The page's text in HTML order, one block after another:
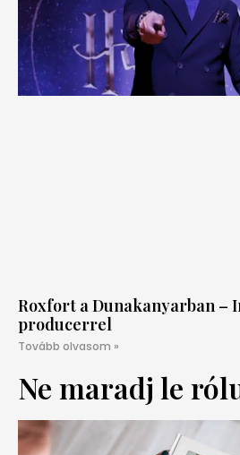
Roxfort a Dunakanyarban –
producerrel
Tovább olvasom »
Ne maradj le